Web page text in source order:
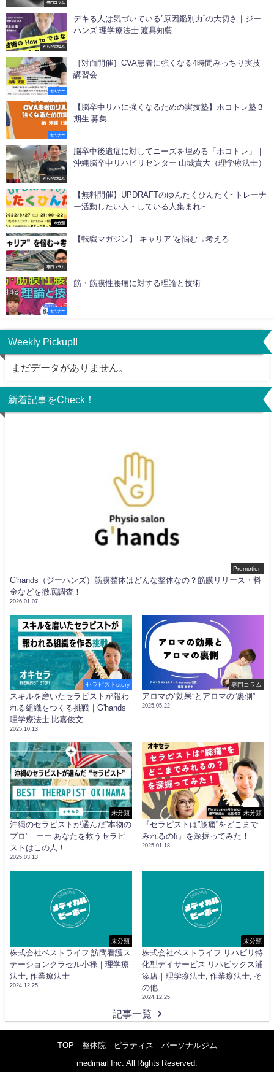
専門コラム
からだの悩み
デキる人は気づいている”原因鑑別力”の大切さ｜ジー
ハンズ 理学療法士 渡具知藍
セミナー
［対面開催］CVA患者に強くなる4時間みっちり実技
講習会
セミナー
【脳卒中リハに強くなるための実技塾】ホコトレ塾３
期生 募集
からだの悩み
脳卒中後遺症に対してニーズを埋める「ホコトレ」｜
沖縄脳卒中リハビリセンター 山城貴大（理学療法士）
未分類
【無料開催】UPDRAFTのゆんたくひんたく~トレーナ
ー活動したい人・している人集まれ~
専門コラム
【転職マガジン】”キャリア”を悩む→考える
セミナー
筋・筋膜性腰痛に対する理論と技術
Weekly Pickup!!
まだデータがありません。
新着記事をCheck！
Promotion
G'hands（ジーハンズ）筋膜整体はどんな整体なの？筋膜リリース・料
金などを徹底調査！
2026.01.07
セラピストstory
スキルを磨いたセラピストが報わ
れる組織をつくる挑戦｜G'hands
理学療法士 比嘉俊文
2025.10.13
専門コラム
アロマの”効果”とアロマの”裏側”
2025.05.22
未分類
沖縄のセラピストが選んだ”本物の
プロ” ーー あなたを救うセラピ
ストはこの人！
2025.03.13
未分類
『セラピストは”膝痛”をどこまで
みれるの⁉︎』を深掘ってみた！
2025.01.18
未分類
株式会社ベストライフ 訪問看護ス
テーションクラセル小禄｜理学療
法士, 作業療法士
2024.12.25
未分類
株式会社ベストライフ リハビリ特
化型デイサービス リハビックス浦
添店｜理学療法士, 作業療法士, そ
の他
2024.12.25
記事一覧
TOP 整体院 ピラティス パーソナルジム
medimarl Inc. All Rights Reserved.